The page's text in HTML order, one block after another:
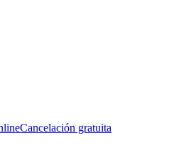
Cancelación gratuita